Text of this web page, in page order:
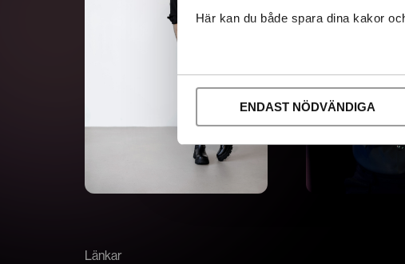
Här kan du både spara dina kakor
ENDAST NÖDVÄNDIGA
Länkar